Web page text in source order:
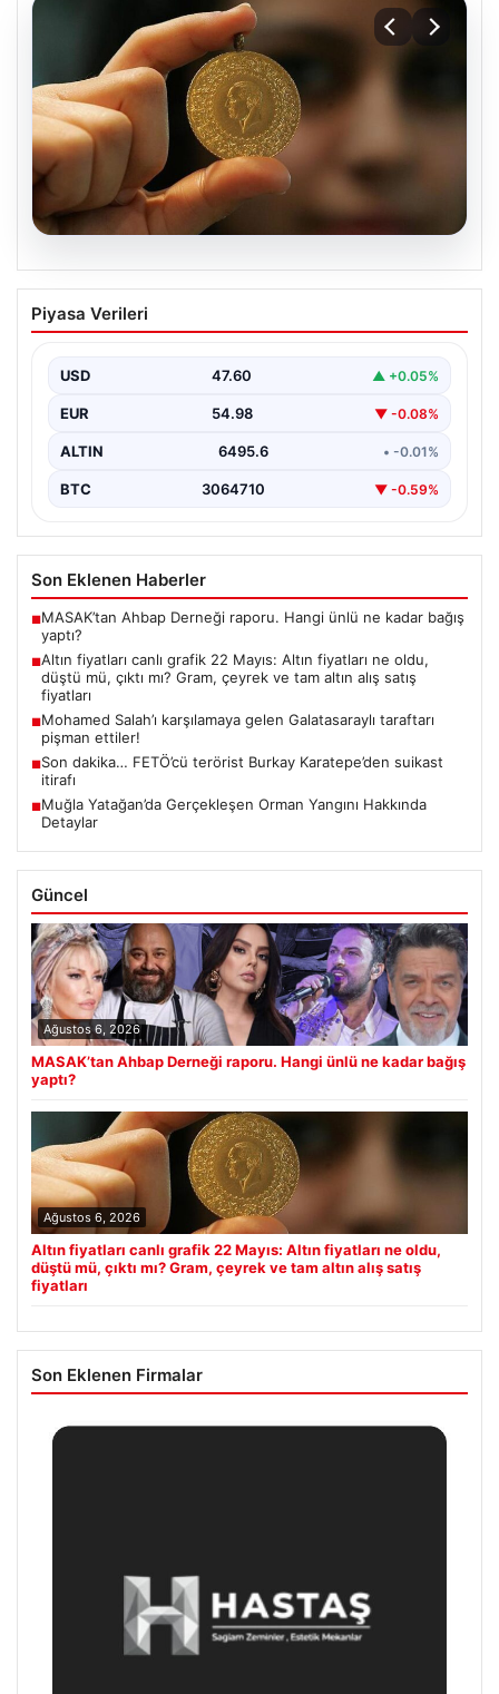
06.08.2026
Altın fiyatları canlı grafik 22 Mayıs: Altın
fiyatları ne oldu, düştü mü, çıktı mı?
fiyatları
Altın fiyatlarında son durum merak ediliyor. Ankara
Bölge Adliye Mahkemesi’nin CHP'ye mutlak butlan
kararı…
Piyasa Verileri
USD 47.60 ▲ +0.05%
EUR 54.98 ▼ -0.08%
ALTIN 6495.6 • -0.01%
BTC 3064710 ▼ -0.59%
Son Eklenen Haberler
■MASAK’tan Ahbap Derneği raporu. Hangi ünlü ne kadar bağış
yaptı?
■Altın fiyatları canlı grafik 22 Mayıs: Altın fiyatları ne oldu,
düştü mü, çıktı mı? Gram, çeyrek ve tam altın alış satış
fiyatları
■Mohamed Salah’ı karşılamaya gelen Galatasaraylı taraftarı
pişman ettiler!
■Son dakika… FETÖ’cü terörist Burkay Karatepe’den suikast
itirafı
■Muğla Yatağan’da Gerçekleşen Orman Yangını Hakkında
Detaylar
Güncel
Ağustos 6, 2026
MASAK’tan Ahbap Derneği raporu. Hangi ünlü ne kadar bağış
yaptı?
Ağustos 6, 2026
Altın fiyatları canlı grafik 22 Mayıs: Altın fiyatları ne oldu,
düştü mü, çıktı mı? Gram, çeyrek ve tam altın alış satış
fiyatları
Son Eklenen Firmalar